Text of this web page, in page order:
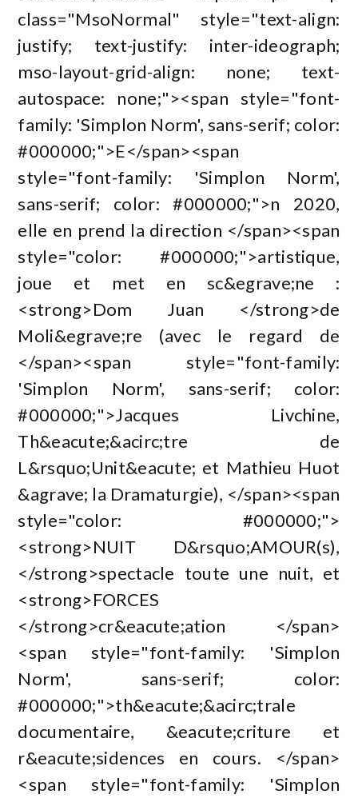
class="MsoNormal" style="text-align:
justify; text-justify: inter-ideograph;
mso-layout-grid-align: none; text-
autospace: none;"><span style="font-
family: 'Simplon Norm', sans-serif; color:
#000000;">E</span><span
style="font-family: 'Simplon Norm',
sans-serif; color: #000000;">n 2020,
elle en prend la direction </span><span
style="color: #000000;">artistique,
joue et met en sc&egrave;ne :
<strong>Dom Juan </strong>de
Moli&egrave;re (avec le regard de
</span><span style="font-family:
'Simplon Norm', sans-serif; color:
#000000;">Jacques Livchine,
Th&eacute;&acirc;tre de
L&rsquo;Unit&eacute; et Mathieu Huot
&agrave; la Dramaturgie), </span><span
style="color: #000000;">
<strong>NUIT D&rsquo;AMOUR(s),
</strong>spectacle toute une nuit, et
<strong>FORCES
</strong>cr&eacute;ation </span>
<span style="font-family: 'Simplon
Norm', sans-serif; color:
#000000;">th&eacute;&acirc;trale
documentaire, &eacute;criture et
r&eacute;sidences en cours. </span>
<span style="font-family: 'Simplon